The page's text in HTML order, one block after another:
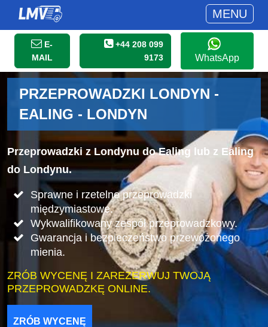
MENU
E-
MAIL
+44 208 099
9173
WhatsApp
PRZEPROWADZKI LONDYN -
EALING - LONDYN
Przeprowadzki z Londynu do Ealing lub z Ealing
do Londynu.
Sprawne i rzetelne przeprowadzki
międzymiastowe.
Wykwalifikowany zespół przeprowadzkowy.
Gwarancja i bezpieczeństwo przewożonego
mienia.
ZRÓB WYCENĘ I ZAREZERWUJ TWOJĄ
PRZEPROWADZKĘ ONLINE.
ZRÓB WYCENĘ